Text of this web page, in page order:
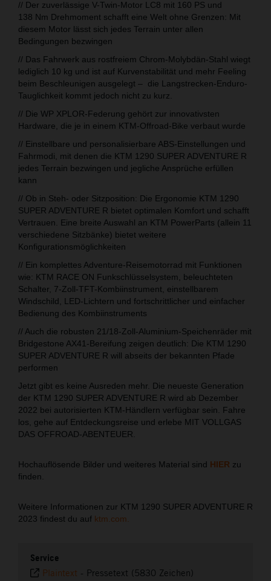
// Der zuverlässige V-Twin-Motor LC8 mit 160 PS und
138 Nm Drehmoment schafft eine Welt ohne Grenzen: Mit
diesem Motor lässt sich jedes Terrain unter allen
Bedingungen bezwingen
// Das Fahrwerk aus rostfreiem Chrom-Molybdän-Stahl wiegt
lediglich 10 kg und ist auf Kurvenstabilität und mehr Feeling
beim Beschleunigen ausgelegt – die Langstrecken-Enduro-
Tauglichkeit kommt jedoch nicht zu kurz.
// Die WP XPLOR-Federung gehört zur innovativsten
Hardware, die je in einem KTM-Offroad-Bike verbaut wurde
// Einstellbare und personalisierbare ABS-Einstellungen und
Fahrmodi, mit denen die KTM 1290 SUPER ADVENTURE R
jedes Terrain bezwingen und jegliche Ansprüche erfüllen
kann
// Ob in Steh- oder Sitzposition: Die Ergonomie KTM 1290
SUPER ADVENTURE R bietet optimalen Komfort und schafft
Vertrauen. Eine breite Auswahl an KTM PowerParts (allein 11
verschiedene Sitzbänke) bietet weitere
Konfigurationsmöglichkeiten
// Ein komplettes Adventure-Reisemotorrad mit Funktionen
wie: KTM RACE ON Funkschlüsselsystem, beleuchteten
Schalter, 7-Zoll-TFT-Kombiinstrument, einstellbarem
Windschild, LED-Lichtern und fortschrittlicher und einfacher
Bedienung des Kombiinstruments
// Auch die robusten 21/18-Zoll-Aluminium-Speichenräder mit
Bridgestone AX41-Bereifung zeigen deutlich: Die KTM 1290
SUPER ADVENTURE R will abseits der bekannten Pfade
performen
Jetzt gibt es keine Ausreden mehr. Die neueste Generation
der KTM 1290 SUPER ADVENTURE R wird ab Dezember
2022 bei autorisierten KTM-Händlern verfügbar sein. Fahre
los, gehe auf Entdeckungsreise und erlebe MIT VOLLGAS
DAS OFFROAD-ABENTEUER.
Hochauflösende Bilder und weiteres Material sind HIER zu
finden.
Weitere Informationen zur KTM 1290 SUPER ADVENTURE R
2023 findest du auf ktm.com.
Service
Plaintext - Pressetext (5830 Zeichen)